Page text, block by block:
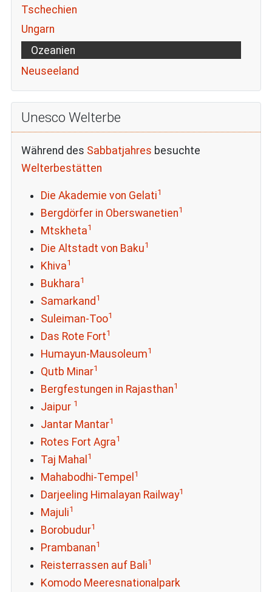
Tschechien
Ungarn
Ozeanien
Neuseeland
Unesco Welterbe
Während des Sabbatjahres besuchte
Welterbestätten
Die Akademie von Gelati1
Bergdörfer in Oberswanetien1
Mtskheta1
Die Altstadt von Baku1
Khiva1
Bukhara1
Samarkand 1
Suleiman-Too1
Das Rote Fort1
Humayun-Mausoleum1
Qutb Minar1
Bergfestungen in Rajasthan1
Jaipur 1
Jantar Mantar1
Rotes Fort Agra1
Taj Mahal 1
Mahabodhi-Tempel 1
Darjeeling Himalayan Railway1
Majuli1
Borobudur1
Prambanan1
Reisterrassen auf Bali1
Komodo Meeresnationalpark